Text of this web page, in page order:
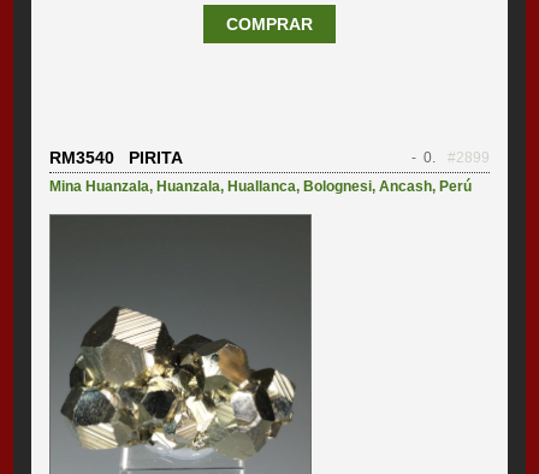
COMPRAR
RM3540 PIRITA - 0.
#2899
Mina Huanzala,Huanzala,Huallanca,Bolognesi,Ancash,Perú